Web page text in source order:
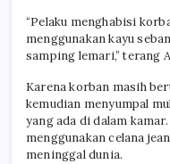
“Pelaku menghabisi
menggunakan kayu
samping lemari,” terang
Karena korban masih
kemudian menyumpal
yang ada di dalam
menggunakan celana
meninggal dunia.